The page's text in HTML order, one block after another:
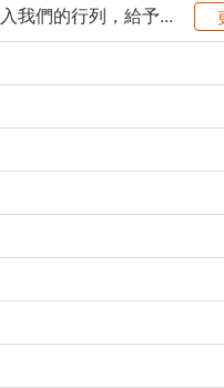
我們的行列，給予...